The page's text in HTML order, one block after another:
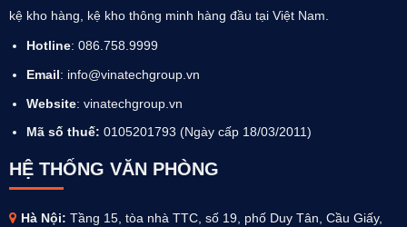
kệ kho hàng, kệ kho thông minh hàng đầu tại Việt Nam.
Hotline: 086.758.9999
Email: info@vinatechgroup.vn
Website: vinatechgroup.vn
Mã số thuế: 0105201793 (Ngày cấp 18/03/2011)
HỆ THỐNG VĂN PHÒNG
Hà Nội: Tầng 15, tòa nhà TTC, số 19, phố Duy Tân, Cầu Giấy,